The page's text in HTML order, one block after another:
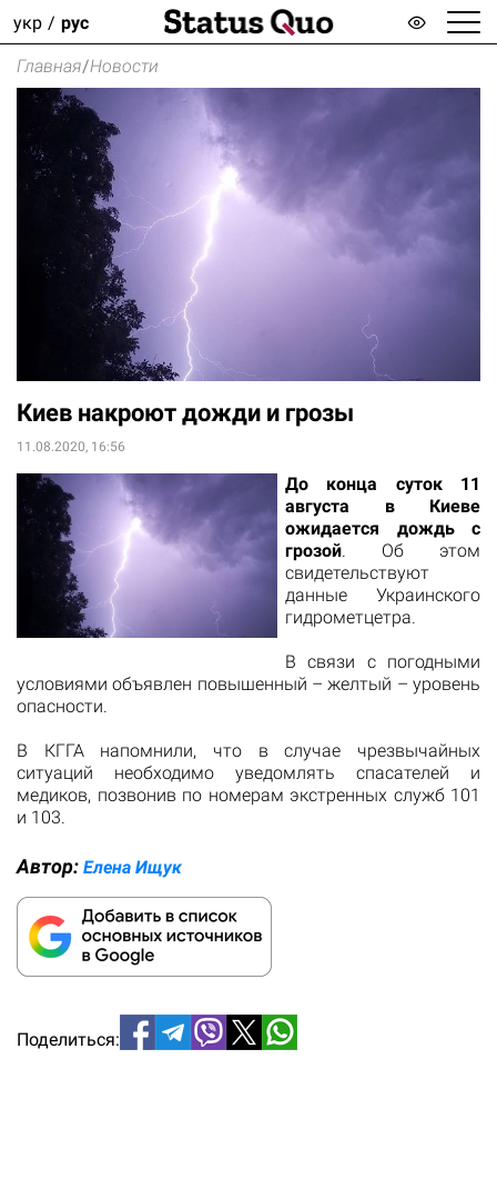
укр рус
Главная/Новости
Киев накроют дожди и грозы
11.08.2020, 16:56
До конца суток 11
августа в Киеве
ожидается дождь с
грозой. Об этом
свидетельствуют
данные Украинского
гидрометцетра.
В связи с погодными
условиями объявлен повышенный – желтый – уровень
опасности.
В КГГА напомнили, что в случае чрезвычайных
ситуаций необходимо уведомлять спасателей и
медиков, позвонив по номерам экстренных служб 101
и 103.
Автор: Елена Ищук
Поделиться: